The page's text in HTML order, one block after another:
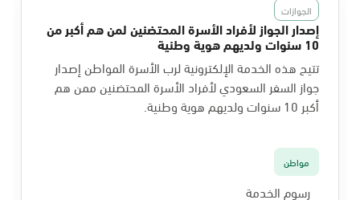
الجوازات
إصدار الجواز لأفراد الأسرة المحتضنين لمن هم أكبر من
10 سنوات ولديهم هوية وطنية
تتيح هذه الخدمة الإلكترونية لرب الأسرة المواطن إصدار
جواز السفر السعودي لأفراد الأسرة المحتضنين ممن هم
أكبر 10 سنوات ولديهم هوية وطنية.
مواطن
رسوم الخدمة